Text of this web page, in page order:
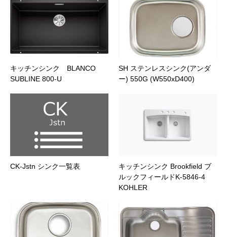
メッセージ本文
ファイル添付
キッチンシンク BLANCO
SUBLINE 800-U
SH ステンレスシンク(アンダ
ー) 550G (W550xD400)
CK-Jstn シンク一覧表
キッチンシンク Brookfield ブ
ルックフィールドK-5846-4
KOHLER